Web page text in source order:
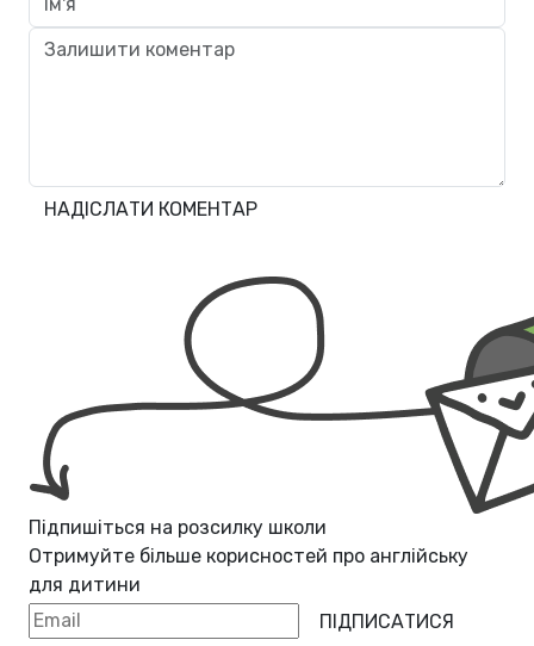
НАДІСЛАТИ КОМЕНТАР
Підпишіться на розсилку школи
Отримуйте більше корисностей про англійську
для дитини
ПІДПИСАТИСЯ